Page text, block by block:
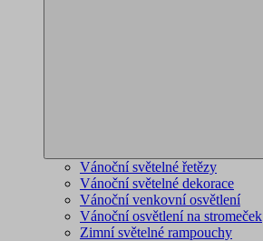
Vánoční světelné řetězy
Vánoční světelné dekorace
Vánoční venkovní osvětlení
Vánoční osvětlení na stromeček
Zimní světelné rampouchy